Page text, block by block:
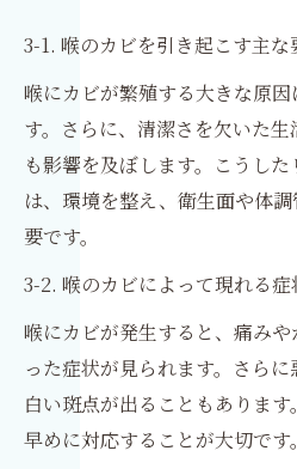
3-1. 喉のカビを引き起こす主な
喉にカビが繁殖する大きな原
す。さらに、清潔さを欠いた
も影響を及ぼします。こうし
は、環境を整え、衛生面や体
要です。
3-2. 喉のカビによって現れる症
喉にカビが発生すると、痛み
った症状が見られます。さら
白い斑点が出ることもあります
早めに対応することが大切です。